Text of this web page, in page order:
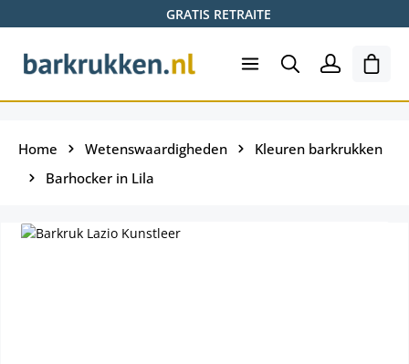
GRATIS RETRAITE
Home Wetenswaardigheden
Kleuren barkrukken
Barhocker in Lila